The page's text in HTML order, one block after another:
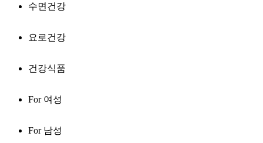
수면건강
요로건강
건강식품
For 여성
For 남성